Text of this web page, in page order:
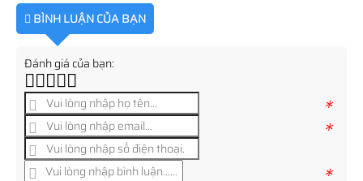
BÌNH LUẬN CỦA BẠN
Đánh giá của bạn:
*
*